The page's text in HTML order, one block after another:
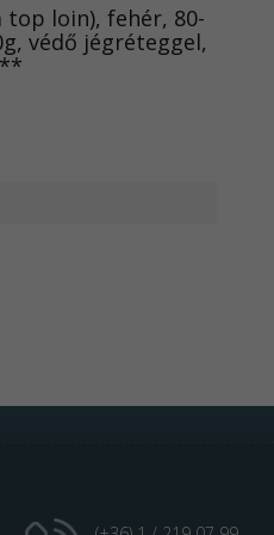
top loin), fehér, 80-
védő jégréteggel,